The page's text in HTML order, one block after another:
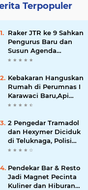
Terpopuler
Raker JTR ke 9 Sahkan
Pengurus Baru dan
Susun Agenda
Strategis 2026
Kebakaran Hanguskan
Rumah di Perumnas I
Karawaci Baru,Api
Diduga dari Ledakan
2 Pengedar Tramadol
dan Hexymer Diciduk
di Teluknaga, Polisi
Amankan Ratusan Pil
Pendekar Bar & Resto
Jadi Magnet Pecinta
Kuliner dan Hiburan